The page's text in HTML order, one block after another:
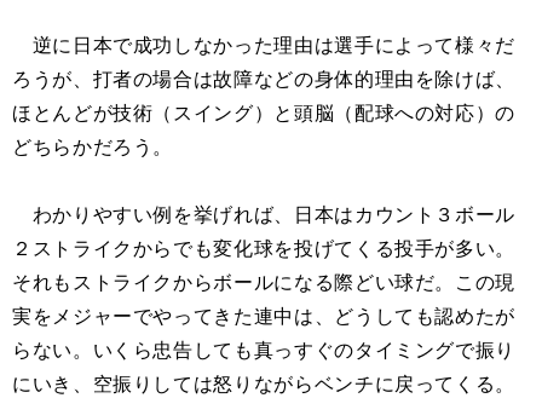
逆に日本で成功しなかった理由は選手によって様々だ
ろうが、打者の場合は故障などの身体的理由を除けば、
ほとんどが技術（スイング）と頭脳（配球への対応）の
どちらかだろう。
わかりやすい例を挙げれば、日本はカウント３ボール
２ストライクからでも変化球を投げてくる投手が多い。
それもストライクからボールになる際どい球だ。この現
実をメジャーでやってきた連中は、どうしても認めたが
らない。いくら忠告しても真っすぐのタイミングで振り
にいき、空振りしては怒りながらベンチに戻ってくる。